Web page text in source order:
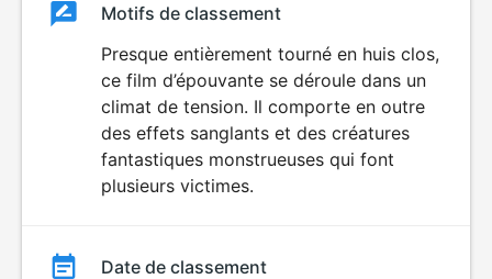
ClassementClassement
HORREUR
Motifs de classement
Presque entièrement tourné en huis clos,
ce film d’épouvante se déroule dans un
climat de tension. Il comporte en outre
des effets sanglants et des créatures
fantastiques monstrueuses qui font
plusieurs victimes.
Date de classement